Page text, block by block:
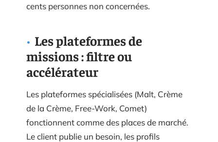
cents personnes non concernées.
Les plateformes de
missions : filtre ou
accélérateur
Les plateformes spécialisées (Malt, Crème
de la Crème, Free-Work, Comet)
fonctionnent comme des places de marché.
Le client publie un besoin, les profils